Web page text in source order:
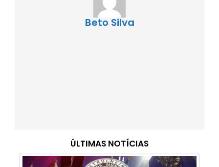
Beto Silva
ÚLTIMAS NOTÍCIAS